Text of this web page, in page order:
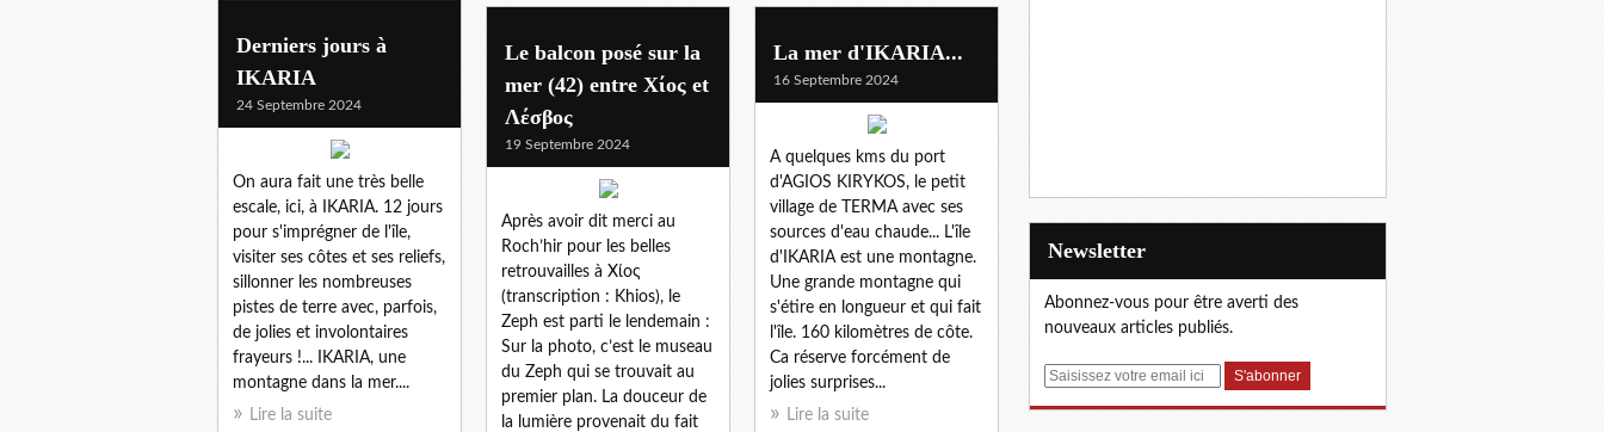
Derniers jours à
IKARIA
24 Septembre 2024
On aura fait une très belle
escale, ici, à IKARIA. 12 jours
pour s'imprégner de l'île,
visiter ses côtes et ses reliefs,
sillonner les nombreuses
pistes de terre avec, parfois,
de jolies et involontaires
frayeurs !... IKARIA, une
montagne dans la mer....
Lire la suite
Le balcon posé sur la
mer (42) entre Χίος et
Λέσβος
19 Septembre 2024
Après avoir dit merci au
Roch’hir pour les belles
retrouvailles à Χίος
(transcription : Khios), le
Zeph est parti le lendemain :
Sur la photo, c’est le museau
du Zeph qui se trouvait au
premier plan. La douceur de
la lumière provenait du fait
La mer d'IKARIA...
16 Septembre 2024
A quelques kms du port
d'AGIOS KIRYKOS, le petit
village de TERMA avec ses
sources d'eau chaude... L'île
d'IKARIA est une montagne.
Une grande montagne qui
s'étire en longueur et qui fait
l'île. 160 kilomètres de côte.
Ca réserve forcément de
jolies surprises...
Lire la suite
Newsletter
Abonnez-vous pour être averti des
nouveaux articles publiés.
E